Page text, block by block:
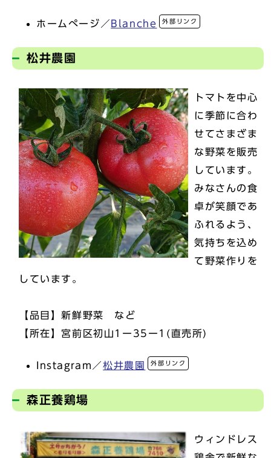
ホームぺージ／Blanche 外部リンク
松井農園
トマトを中心
に季節に合わ
せてさまざま
な野菜を販売
しています。
みなさんの食
卓が笑顔であ
ふれるよう、
気持ちを込め
て野菜作りを
しています。
【品目】新鮮野菜 など
【所在】宮前区初山1ー35ー1(直売所)
Instagram／松井農園 外部リンク
森正養鶏場
ウィンドレス